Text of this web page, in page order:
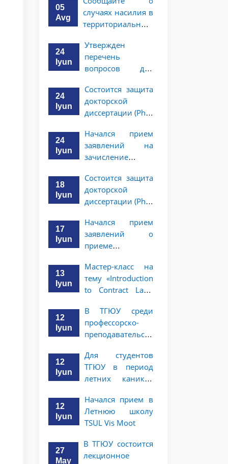
05
Avg
случаях насилия в
территориальные
Национального
агентства
социальной
24
Iyun
Утвержден
перечень
вопросов для
собеседования с
выпускниками
академического
получившими
рекомендации
24
Iyun
Состоится защита
докторской
диссертации (PhD)
Мадримова
24
Iyun
Начался прием
заявлений на
зачисление
академического
лицея, имеющих
рекомендации на
бакалавриате
ТГЮУ
18
Iyun
Состоится защита
докторской
диссертации (PhD)
Рахмонова
17
Iyun
Начался прием
заявлений о
приеме
граждан в
бакалавриат и
магистратуру
13
Iyun
Мастер-класс на
тему «Introduction
to Contract Law»
Кристофер Сайкс
12
Iyun
В ТГЮУ среди
профессорско-
преподавательского
сотрудников
будет
организован
китобхон»
12
Iyun
Для студентов
ТГЮУ в период
летних каникул
пропаганды
«Молодежь —
юристы»
12
Iyun
Начался прием в
Летнюю школу
TSUL Vis Moot
27
May
В ТГЮУ состоится
лекционное